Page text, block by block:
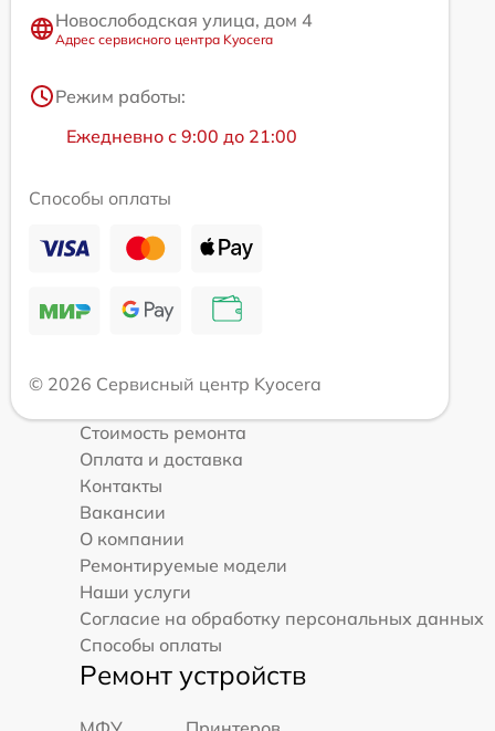
Новослободская улица, дом 4
Адрес сервисного центра Kyocera
Режим работы:
Ежедневно с 9:00 до 21:00
Способы оплаты
© 2026 Сервисный центр Kyocera
Стоимость ремонта
Оплата и доставка
Контакты
Вакансии
О компании
Ремонтируемые модели
Наши услуги
Согласие на обработку персональных данных
Способы оплаты
Ремонт устройств